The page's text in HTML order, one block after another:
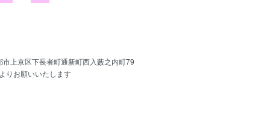
上京区下長者町通新町西入藪之内町79
りお願いいたします